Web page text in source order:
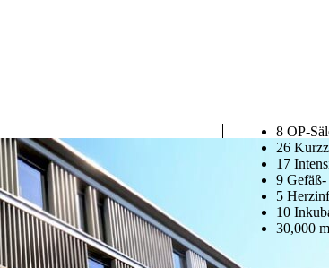
8 OP-
26
17
9
5
10
30,000